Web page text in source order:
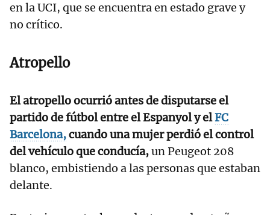
en la UCI, que se encuentra en estado grave y
no crítico.
Atropello
El atropello ocurrió antes de disputarse el
partido de fútbol entre el Espanyol y elFC
Barcelona,cuando una mujer perdió el control
del vehículo que conducía,un Peugeot 208
blanco, embistiendo a las personas que estaban
delante.